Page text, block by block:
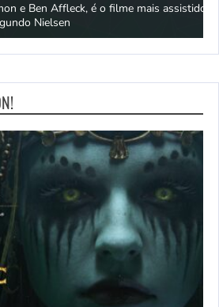
e Ben Affleck, é o filme mais assistido
Nielsen